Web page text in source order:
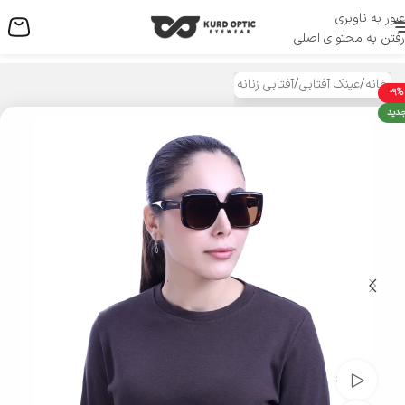
عبور به ناوبری
رفتن به محتوای اصلی
منو
خانه/عینک آفتابی/آفتابی زنانه
-9%
تماشای ویدئو